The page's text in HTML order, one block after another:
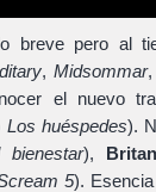
breve pero al
, Midsommar
el nuevo
Los huéspedes).
),
5).